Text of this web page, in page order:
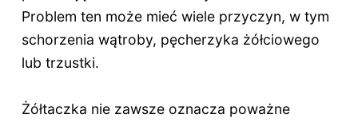
Problem ten może mieć wiele przyczyn, w tym
schorzenia wątroby, pęcherzyka żółciowego
lub trzustki.
Żółtaczka nie zawsze oznacza poważne